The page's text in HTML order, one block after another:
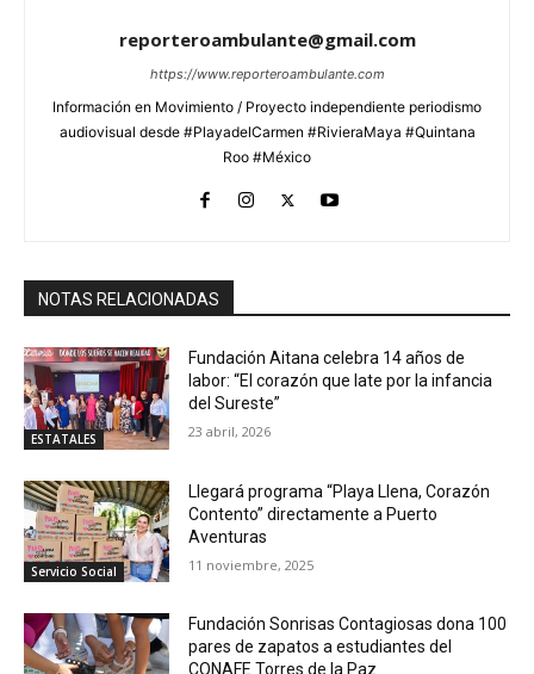
reporteroambulante@gmail.com
https://www.reporteroambulante.com
Información en Movimiento / Proyecto independiente periodismo
audiovisual desde #PlayadelCarmen #RivieraMaya #Quintana
Roo #México
NOTAS RELACIONADAS
ESTATALES
Fundación Aitana celebra 14 años de
labor: “El corazón que late por la infancia
del Sureste”
23 abril, 2026
Servicio Social
Llegará programa “Playa Llena, Corazón
Contento” directamente a Puerto
Aventuras
11 noviembre, 2025
Fundación Sonrisas Contagiosas dona 100
pares de zapatos a estudiantes del
CONAFE Torres de la Paz